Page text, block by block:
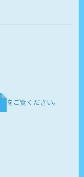
をご覧ください。